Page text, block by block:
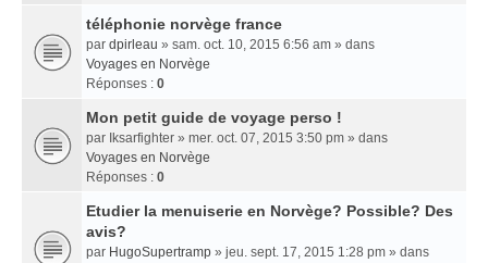
téléphonie norvège france
par dpirleau » sam. oct. 10, 2015 6:56 am » dans
Voyages en Norvège
Réponses : 0
Mon petit guide de voyage perso !
par Iksarfighter » mer. oct. 07, 2015 3:50 pm » dans
Voyages en Norvège
Réponses : 0
Etudier la menuiserie en Norvège? Possible? Des
avis?
par HugoSupertramp » jeu. sept. 17, 2015 1:28 pm » dans